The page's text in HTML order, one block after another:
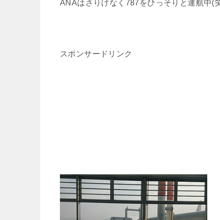
ANAはさりげなく787をひっそりと運航中(
スポンサードリンク